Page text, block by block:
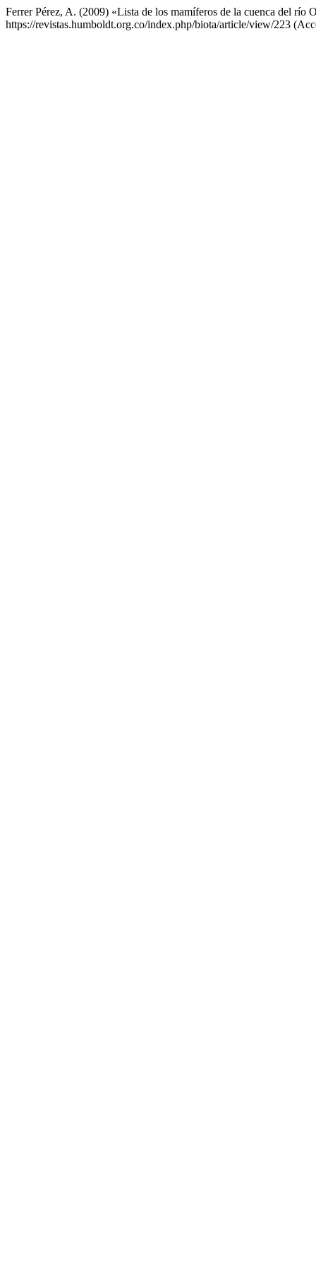
Ferrer Pérez, A. (2009) «Lista de los mamíferos de la cuenca del río
https://revistas.humboldt.org.co/index.php/biota/article/view/223